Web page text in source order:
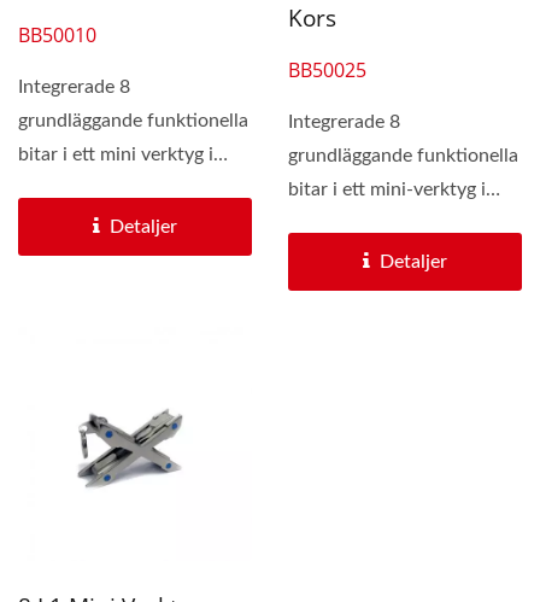
BB50010
Integrerade 8
grundläggande funktionella
bitar i ett mini verktyg i
Detaljer
Kors
BB50025
Integrerade 8
grundläggande funktionella
bitar i ett mini-verktyg i
500025...
Detaljer